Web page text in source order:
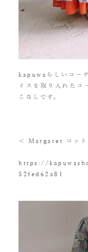
kapuwaらしいコー
イスを取り入れたコ
こなしです。
＜ Margaret コット
https://
52fed62a81